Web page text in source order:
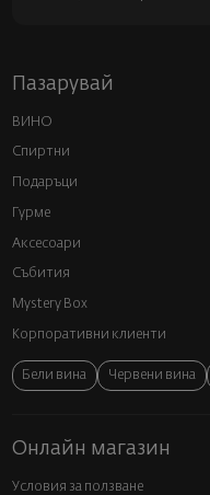
Пазарувай
ВИНО
Спиртни
Подаръци
Гурме
Аксесоари
Събития
Mystery Box
Корпоративни клиенти
Бели вина Червени вина
Онлайн магазин
Условия за ползване